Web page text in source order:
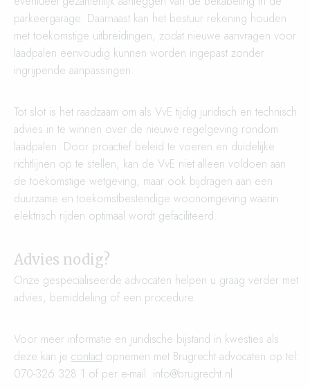
parkeergarage. Daarnaast kan het bestuur rekening houden
met toekomstige uitbreidingen, zodat nieuwe aanvragen voor
laadpalen eenvoudig kunnen worden ingepast zonder
ingrijpende aanpassingen.
Tot slot is het raadzaam om als VvE tijdig juridisch en technisch
advies in te winnen over de nieuwe regelgeving rondom
laadpalen. Door proactief beleid te voeren en duidelijke
richtlijnen op te stellen, kan de VvE niet alleen voldoen aan
de toekomstige wetgeving, maar ook bijdragen aan een
duurzame en toekomstbestendige woonomgeving waarin
elektrisch rijden optimaal wordt gefaciliteerd.
Advies nodig?
Onze gespecialiseerde advocaten helpen u graag verder met
advies, bemiddeling of een procedure.
Voor meer informatie en juridische bijstand in kwesties als
deze kan je contact opnemen met Brugrecht advocaten op tel:
070-326 328 1 of per e-mail: info@brugrecht.nl